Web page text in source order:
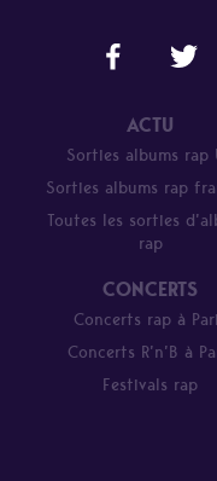
ACTU
Sorties albums rap
Sorties albums rap
Toutes les sorties
rap
CONCERTS
Concerts rap à
Concerts R’n’B à
Festivals rap